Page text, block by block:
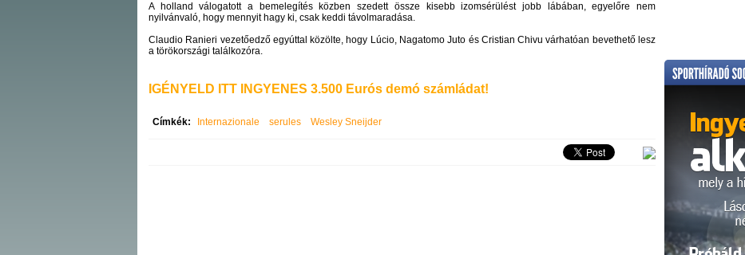
A holland válogatott a bemelegítés közben szedett össze kisebb izomsérülést jobb lábában, egyelőre nem
nyilvánvaló, hogy mennyit hagy ki, csak keddi távolmaradása.
Claudio Ranieri vezetőedző egyúttal közölte, hogy Lúcio, Nagatomo Juto és Cristian Chivu várhatóan bevethető lesz
a törökországi találkozóra.
IGÉNYELD ITT INGYENES 3.500 Eurós demó számládat!
Címkék: Internazionale serules Wesley Sneijder